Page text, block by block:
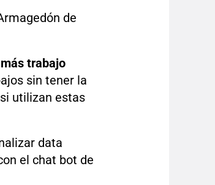
de
trabajo
sin tener la
utilizan estas
data
el chat bot de